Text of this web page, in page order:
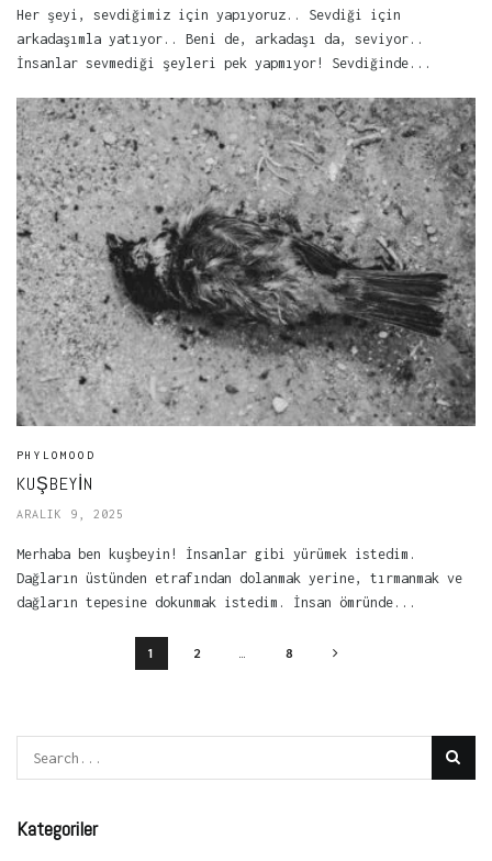
Her şeyi, sevdiğimiz için yapıyoruz.. Sevdiği için
arkadaşımla yatıyor.. Beni de, arkadaşı da, seviyor..
İnsanlar sevmediği şeyleri pek yapmıyor! Sevdiğinde...
PHYLOMOOD
KUŞBEYIN
ARALIK 9, 2025
Merhaba ben kuşbeyin! İnsanlar gibi yürümek istedim.
Dağların üstünden etrafından dolanmak yerine, tırmanmak ve
dağların tepesine dokunmak istedim. İnsan ömründe...
1 2 8
Kategoriler